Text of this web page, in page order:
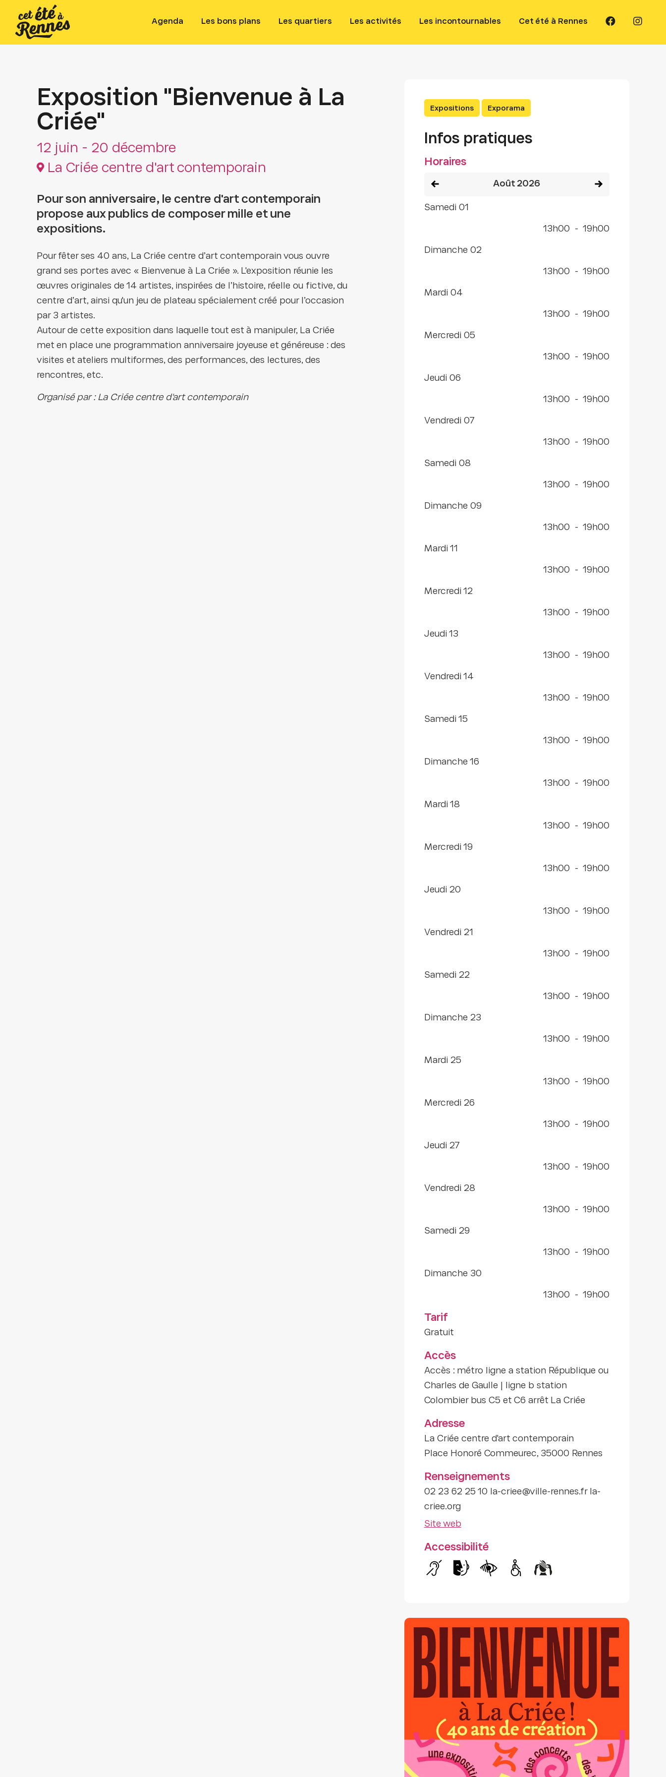
Agenda Les bons plans Les quartiers Les activités Les incontournables Cet été à Rennes
Exposition "Bienvenue à La
Criée"
12 juin - 20 décembre
La Criée centre d'art contemporain
Pour son anniversaire, le centre d'art contemporain
propose aux publics de composer mille et une
expositions.
Pour fêter ses 40 ans, La Criée centre d’art contemporain vous ouvre
grand ses portes avec « Bienvenue à La Criée ». L'exposition réunie les
œuvres originales de 14 artistes, inspirées de l’histoire, réelle ou fictive, du
centre d’art, ainsi qu'un jeu de plateau spécialement créé pour l’occasion
par 3 artistes.
Autour de cette exposition dans laquelle tout est à manipuler, La Criée
met en place une programmation anniversaire joyeuse et généreuse : des
visites et ateliers multiformes, des performances, des lectures, des
rencontres, etc.
Organisé par : La Criée centre d'art contemporain
Expositions Exporama
Infos pratiques
Horaires
Voir le mois précédentaoût 2026
samedi 01
13h00 - 19h00
dimanche 02
13h00 - 19h00
mardi 04
13h00 - 19h00
mercredi 05
13h00 - 19h00
jeudi 06
13h00 - 19h00
vendredi 07
13h00 - 19h00
samedi 08
13h00 - 19h00
dimanche 09
13h00 - 19h00
mardi 11
13h00 - 19h00
mercredi 12
13h00 - 19h00
jeudi 13
13h00 - 19h00
vendredi 14
13h00 - 19h00
samedi 15
13h00 - 19h00
dimanche 16
13h00 - 19h00
mardi 18
13h00 - 19h00
mercredi 19
13h00 - 19h00
jeudi 20
13h00 - 19h00
vendredi 21
13h00 - 19h00
samedi 22
13h00 - 19h00
dimanche 23
13h00 - 19h00
mardi 25
13h00 - 19h00
mercredi 26
13h00 - 19h00
jeudi 27
13h00 - 19h00
vendredi 28
13h00 - 19h00
samedi 29
13h00 - 19h00
dimanche 30
13h00 - 19h00
Tarif
Gratuit
Accès
Accès : métro ligne a station République ou
Charles de Gaulle | ligne b station
Colombier bus C5 et C6 arrêt La Criée
Adresse
La Criée centre d'art contemporain
Place Honoré Commeurec, 35000 Rennes
Renseignements
02 23 62 25 10 la-criee@ville-rennes.fr la-
criee.org
Site web
Accessibilité
Handicap auditif
Handicap intellectuel
Handicap visuel
Handicap moteur